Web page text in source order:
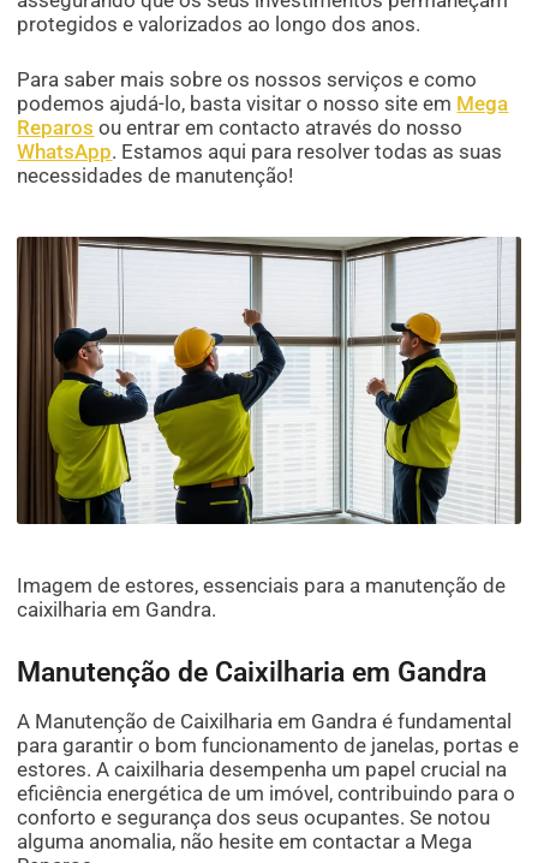
protegidos e valorizados ao longo dos anos.
Para saber mais sobre os nossos serviços e como
podemos ajudá-lo, basta visitar o nosso site em Mega
Reparos ou entrar em contacto através do nosso
WhatsApp. Estamos aqui para resolver todas as suas
necessidades de manutenção!
Imagem de estores, essenciais para a manutenção de
caixilharia em Gandra.
Manutenção de Caixilharia em Gandra
A Manutenção de Caixilharia em Gandra é fundamental
para garantir o bom funcionamento de janelas, portas e
estores. A caixilharia desempenha um papel crucial na
eficiência energética de um imóvel, contribuindo para o
conforto e segurança dos seus ocupantes. Se notou
alguma anomalia, não hesite em contactar a Mega